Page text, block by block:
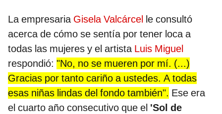
La empresariaGisela Valcárcel le consultó
acerca de cómo se sentía por tener loca a
todas las mujeres y el artista Luis Miguel
respondió: "No, no se mueren por mí. (...)
Gracias por tanto cariño a ustedes. A todas
esas niñas lindas del fondo también". Ese era
el cuarto año consecutivo que el 'Sol de